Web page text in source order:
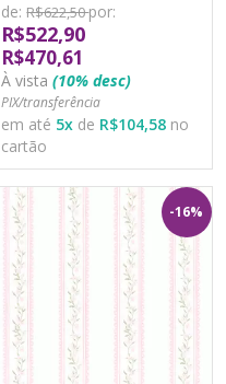
de: R$622,50por:
R$522,90
R$470,61
À vista (10% desc)
PIX/transferência
em até 5x de R$104,58 no
cartão
-16%